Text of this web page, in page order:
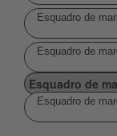
Esquadro de
Esquadro de
Esquadro de
Esquadro de